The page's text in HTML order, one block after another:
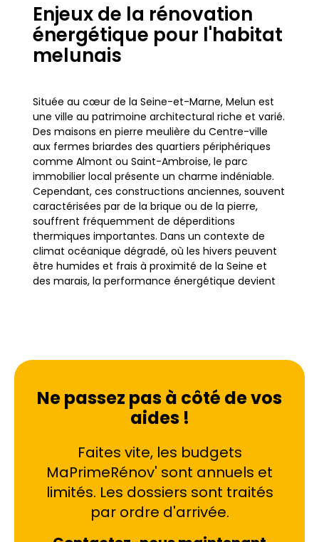
Enjeux de la rénovation
énergétique pour l'habitat
melunais
Située au cœur de la Seine-et-Marne, Melun est
une ville au patrimoine architectural riche et varié.
Des maisons en pierre meulière du Centre-ville
aux fermes briardes des quartiers périphériques
comme Almont ou Saint-Ambroise, le parc
immobilier local présente un charme indéniable.
Cependant, ces constructions anciennes, souvent
caractérisées par de la brique ou de la pierre,
souffrent fréquemment de déperditions
thermiques importantes. Dans un contexte de
climat océanique dégradé, où les hivers peuvent
être humides et frais à proximité de la Seine et
des marais, la performance énergétique devient
pas à une simple mise aux normes ; c'est une
"passoires thermiques" (classées F ou G au DPE)
en logements économes. L'objectif est double :
préserver le caractère historique des quartiers
assurant un confort moderne. Pour les habitants
de Melun et des villes limitrophes telles que Vaux-
le-Pénil ou Livry-sur-Seine, améliorer l'isolation et
l'efficacité des systèmes de chauffage est
devenu une priorité face à la hausse des coûts de
Ne passez pas à côté de vos
aides !
Faites vite, les budgets
MaPrimeRénov' sont annuels et
limités. Les dossiers sont traités
par ordre d'arrivée.